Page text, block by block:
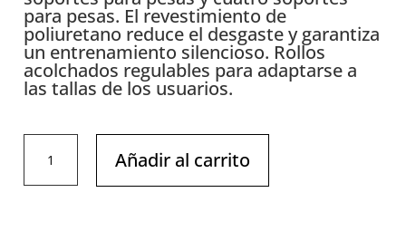
para pesas. El revestimiento de
poliuretano reduce el desgaste y garantiza
un entrenamiento silencioso. Rollos
acolchados regulables para adaptarse a
las tallas de los usuarios.
FUSION
Añadir al carrito